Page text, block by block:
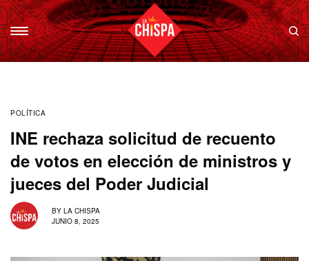
POLÍTICA
INE rechaza solicitud de recuento
de votos en elección de ministros y
jueces del Poder Judicial
BY LA CHISPA
JUNIO 8, 2025